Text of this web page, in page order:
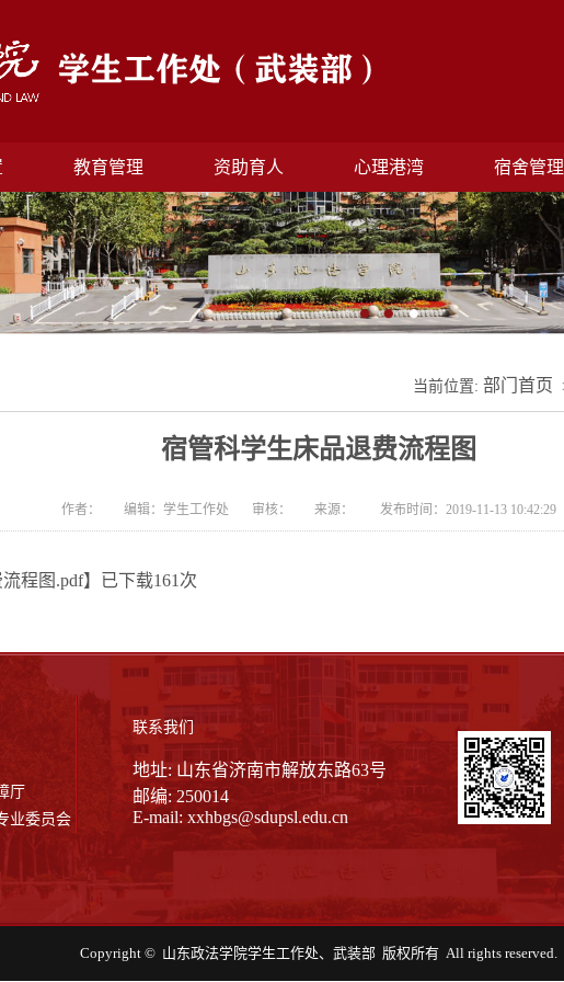
教育管理 资助育人 心理港湾 宿舍管
当前位置: 部门首页
宿管科学生床品退费流程图
作者： 编辑：学生工作处 审核： 来源： 发布时间：2019-11-13
程图.pdf】已下载161 次
厅
业委员会
联系我们
地址: 山东省济南市解放东路63号
邮编: 250014
E-mail: xxhbgs@sdupsl.edu.cn
Copyright © 山东政法学院学生工作处、武装部 版权所有 All rights reserved.